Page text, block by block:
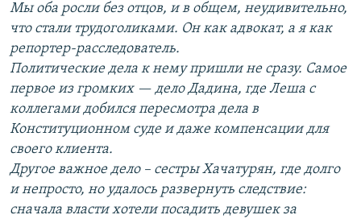
Мы оба росли без отцов, и в общем, неудивительно,
что стали трудоголиками. Он как адвокат, а я как
репортер-расследователь.
Политические дела к нему пришли не сразу. Самое
первое из громких — дело Дадина, где Леша с
коллегами добился пересмотра дела в
Конституционном суде и даже компенсации для
своего клиента.
Другое важное дело – сестры Хачатурян, где долго
и непросто, но удалось развернуть следствие:
сначала власти хотели посадить девушек за